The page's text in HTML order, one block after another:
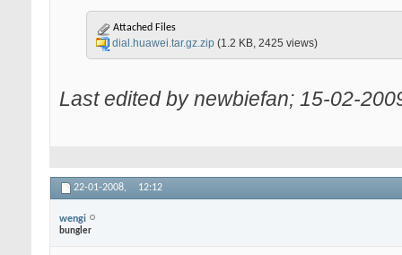
Attached Files
dial.huawei.tar.gz.zip (1.2 KB, 2425 views)
Last edited by newbiefan; 15-02-
22-01-2008, 12:12
wengi
bungler